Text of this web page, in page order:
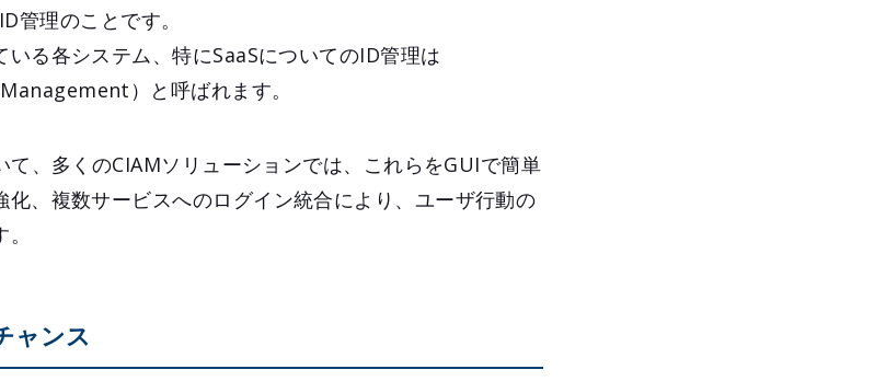
理のことです。
る各システム、特にSaaSについてのID管理は
）と呼ばれます。
、多くのCIAMソリューションでは、これらをGUIで簡単
、複数サービスへのログイン統合により、ユーザ行動の
ャンス